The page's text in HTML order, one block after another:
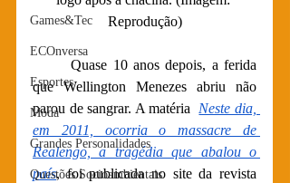
Games&Tec
ECOnversa
Esportes
Moda
Grandes Personalidades
Questões Socioambientais
Reprodução)
Quase 10 anos depois, a ferida
que Wellington Menezes abriu não
parou de sangrar. A matéria Neste dia,
em 2011, ocorria o massacre de
Realengo, a tragédia que abalou o
país, foi publicada no site da revista